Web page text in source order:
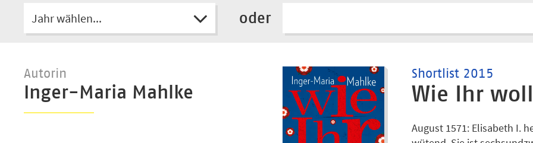
Jahr wählen... oder
Autorin
Inger-Maria Mahlke
Shortlist 2015
Wie Ihr
August 1571: Elisabeth I.